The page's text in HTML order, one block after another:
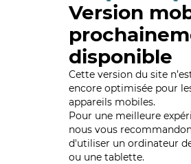
Version
disponible
Cette version du site
encore optimisée pour
appareils mobiles.
Pour une meilleure
nous vous
d'utiliser un ordinateur
ou une tablette.